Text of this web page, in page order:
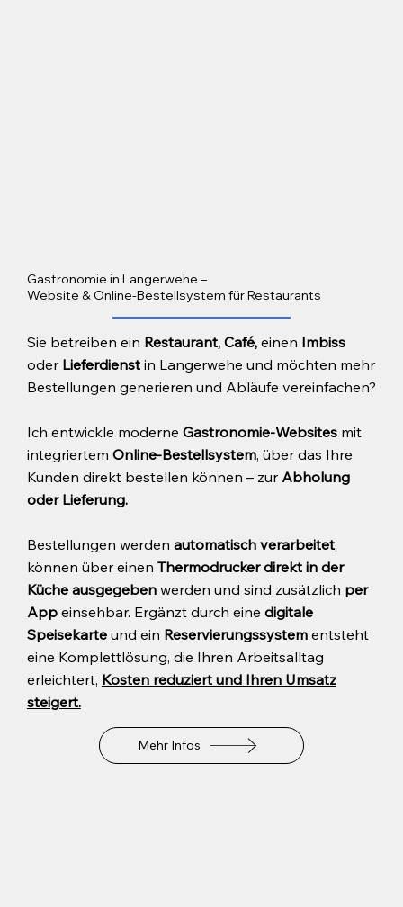
Gastronomie in Langerwehe –
Website & Online-Bestellsystem für Restaurants
Sie betreiben ein Restaurant, Café,einen Imbiss
oder Lieferdienst in Langerwehe und möchten mehr
Bestellungen generieren und Abläufe vereinfachen?
Ich entwickle moderne Gastronomie-Websitesmit
integriertem Online-Bestellsystem, über das Ihre
Kunden direkt bestellen können – zur Abholung
oder Lieferung.
Bestellungen werden automatisch verarbeitet,
können über einen Thermodrucker direkt in der
Küche ausgegebenwerden und sind zusätzlich per
Appeinsehbar. Ergänzt durch eine digitale
Speisekarteund ein Reservierungssystem entsteht
eine Komplettlösung, die Ihren Arbeitsalltag
erleichtert, Kosten reduziert und Ihren Umsatz
steigert.
Mehr Infos